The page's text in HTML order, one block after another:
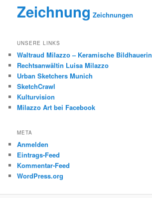
Zeichnung Zeichnungen
UNSERE LINKS
Waltraud Milazzo – Keramische Bildhauerin
Rechtsanwältin Luisa Milazzo
Urban Sketchers Munich
SketchCrawl
Kulturvision
Milazzo Art bei Facebook
META
Anmelden
Eintrags-Feed
Kommentar-Feed
WordPress.org